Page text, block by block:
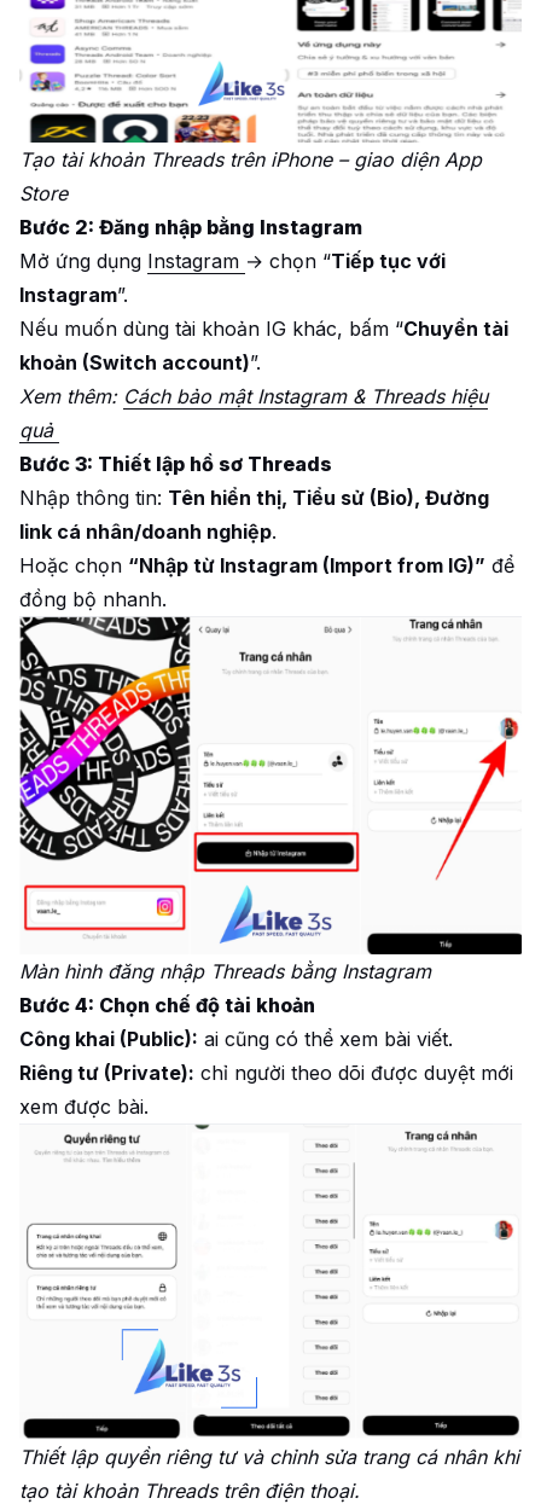
Tạo tài khoản Threads trên iPhone – giao diện App
Store
Bước 2: Đăng nhập bằng Instagram
Mở ứng dụng Instagram → chọn “Tiếp tục với
Instagram”.
Nếu muốn dùng tài khoản IG khác, bấm “Chuyển tài
khoản (Switch account)”.
Xem thêm: Cách bảo mật Instagram & Threads hiệu
quả
Bước 3: Thiết lập hồ sơ Threads
Nhập thông tin: Tên hiển thị, Tiểu sử (Bio), Đường
link cá nhân/doanh nghiệp.
Hoặc chọn “Nhập từ Instagram (Import from IG)” để
đồng bộ nhanh.
Màn hình đăng nhập Threads bằng Instagram
Bước 4: Chọn chế độ tài khoản
Công khai (Public): ai cũng có thể xem bài viết.
Riêng tư (Private): chỉ người theo dõi được duyệt mới
xem được bài.
Thiết lập quyền riêng tư và chỉnh sửa trang cá nhân khi
tạo tài khoản Threads trên điện thoại.